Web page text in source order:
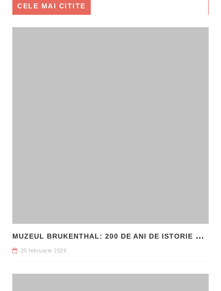
CELE MAI CITITE
M
UZEUL BRUKENTHAL: 200 DE ANI DE ISTORIE ȘI ARTĂ ÎN INIMA SIBIULUI
25 februarie 2026